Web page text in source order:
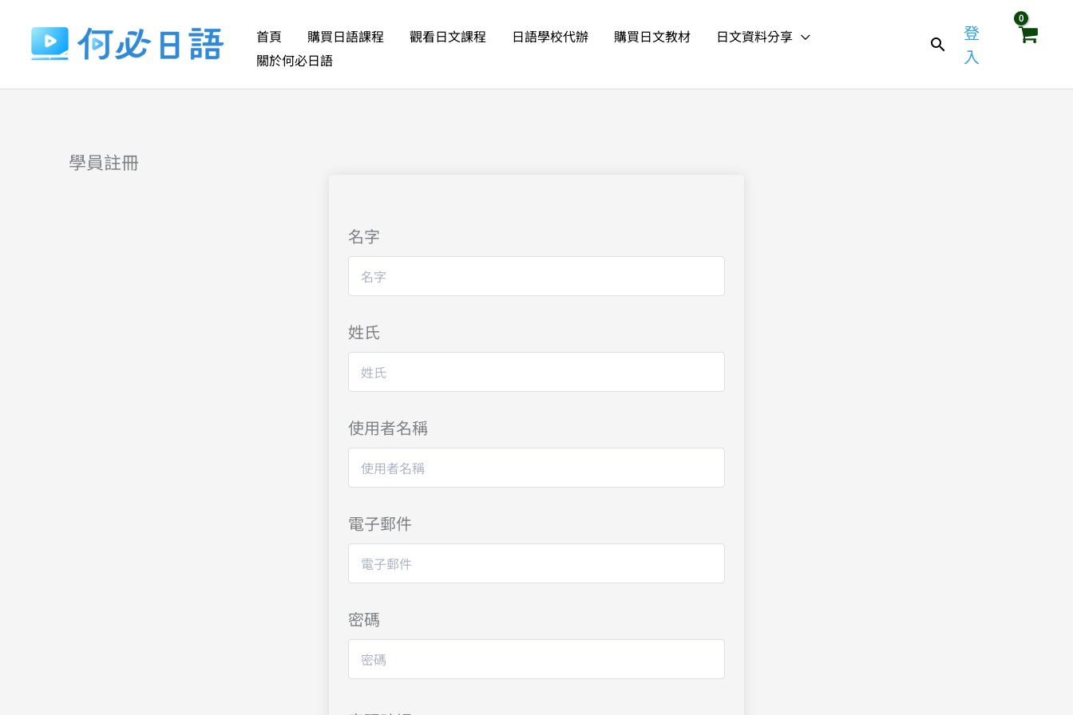
要
首頁 購買日語課程 觀看日文課程 日語學校代辦 購買日文教材
日文資料分享
關於何必日語
登
入
學員註冊
名字
姓氏
使用者名稱
電子郵件
密碼